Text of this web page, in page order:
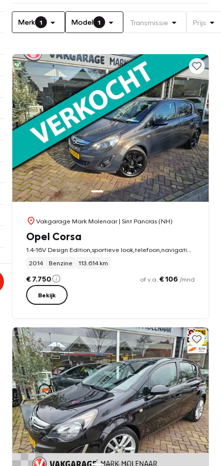
Merk 1 Model 1 Transmissie Prijs
Vakgarage Mark Molenaar| Sint Pancras (NH)
Opel Corsa
2014
Benzine 113.614 km
€ 7.750 of v.a. € 106 /mnd
Bekijk